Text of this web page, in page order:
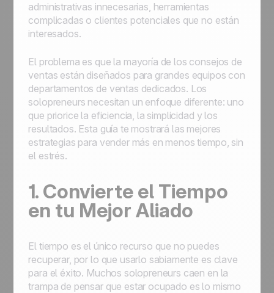
administrativas innecesarias, herramientas
complicadas o clientes potenciales que no están
interesados.
El problema es que la mayoría de los consejos de
ventas están diseñados para grandes equipos con
departamentos de ventas dedicados. Los
solopreneurs necesitan un enfoque diferente: uno
que priorice la eficiencia, la simplicidad y los
resultados. Esta guía te mostrará las mejores
estrategias para vender más en menos tiempo, sin
el estrés.
1. Convierte el Tiempo
en tu Mejor Aliado
El tiempo es el único recurso que no puedes
recuperar, por lo que usarlo sabiamente es clave
para el éxito. Muchos solopreneurs caen en la
trampa de pensar que estar ocupado es lo mismo